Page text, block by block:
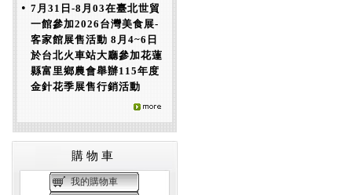
• 7月31日-8月03在臺北世貿
一館參加2026台灣美食展-
客家館展售活動 8月4~6日
於台北火車站大廳參加花蓮
縣富里鄉農會舉辦115年度
金針花季展售行銷活動
購物車
我的購物車